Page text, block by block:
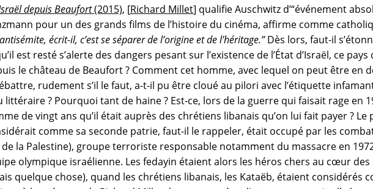
depuis Beaufort(2015), [Richard Millet] qualifie Auschwitz d’“événement
pour un des grands films de l’histoire du cinéma, affirme comme
écrit-il, c’est se séparer de l’origine et de l’héritage.”Dès lors, faut-il
est resté s’alerte des dangers pesant sur l’existence de l’État d’Israël, ce pays
le château de Beaufort ? Comment cet homme, avec lequel on peut être en
rudement s’il le faut, a-t-il pu être cloué au pilori avec l’étiquette
littéraire ? Pourquoi tant de haine ? Est-ce, lors de la guerre qui faisait rage en
de vingt ans qu’il était auprès des chrétiens libanais qu’on lui fait payer ? Le
comme sa seconde patrie, faut-il le rappeler, était occupé par les
la Palestine), groupe terroriste responsable notamment du massacre en
olympique israélienne. Les fedayin étaient alors les héros chers au cœur
quelque chose), quand les chrétiens libanais, les Kataëb, étaient considérés